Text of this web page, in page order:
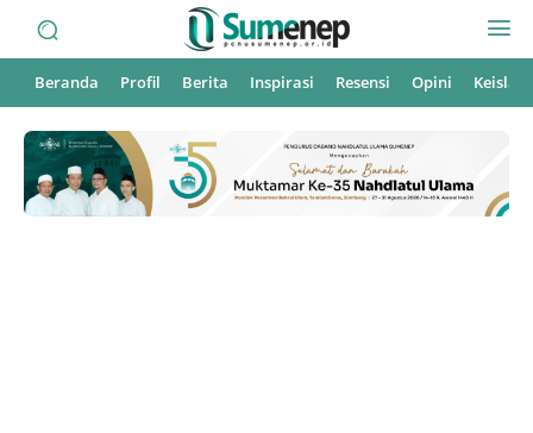
Beranda Profil Berita Inspirasi Resensi Opini